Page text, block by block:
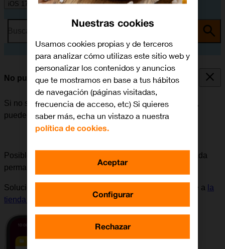
iOS 17
No puedo iniciar mi móvil
Si no se puede iniciar el móvil después de encenderlo,
puede haber varias causas al problema.
Posible causa 2 de 6:
Si la tarjeta SIM ha sido bloqueada
permanentemente, es necesario adquirir una nueva.
Solución: Para solicitar una nueva tarjeta SIM, dirigirse a la
tienda de Orange
más cercana.
Nuestras cookies
Usamos cookies propias y de terceros
para analizar cómo utilizas este sitio web y
personalizar los contenidos y anuncios
que te mostramos en base a tus hábitos
de navegación (páginas visitadas,
frecuencia de acceso, etc) Si quieres
saber más, echa un vistazo a nuestra
política de cookies.
Configurar
Rechazar
Aceptar